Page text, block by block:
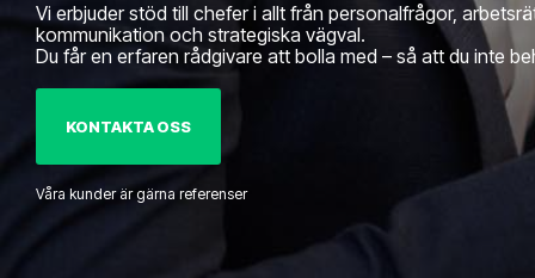
Testing 2 Testing 2
Testing 3
Testing 2 Testing 2
Testing 3
Vi erbjuder stöd till chefer i allt från personalfrågor,
kommunikation och strategiska vägval.
Du får en erfaren rådgivare att bolla med – så att du inte
KONTAKTA OSS
Våra kunder är gärna referenser